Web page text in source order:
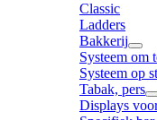
Classic
Ladders
Bakkerij
Systeem om
Systeem op
Tabak, pers
Displays